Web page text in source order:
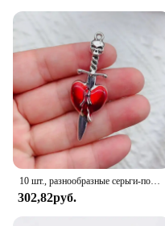
302,82руб.